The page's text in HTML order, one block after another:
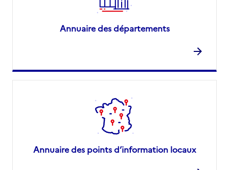
Annuaire des départements
Annuaire des points d’information locaux